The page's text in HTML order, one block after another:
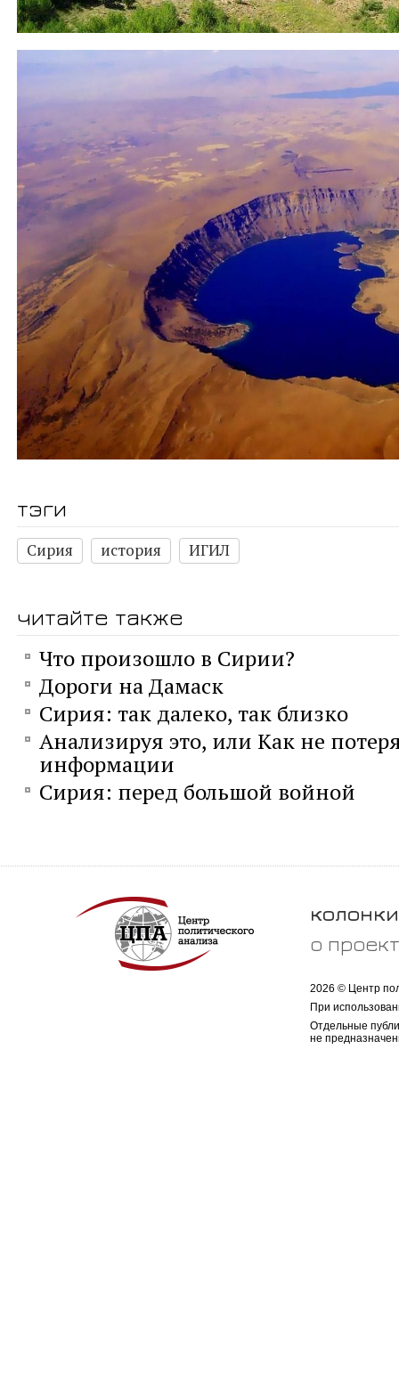
тэги
Сирия история ИГИЛ
читайте также
Что произошло в Сирии?
Дороги на Дамаск
Сирия: так далеко, так близко
Анализируя это, или Как не
информации
Сирия: перед большой войной
колонки
о
2026 © Центр
При
Отдельные
не